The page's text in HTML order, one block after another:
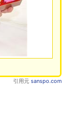
引用元 sanspo.com